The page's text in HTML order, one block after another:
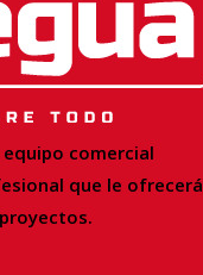
comercial
que le ofrecerá